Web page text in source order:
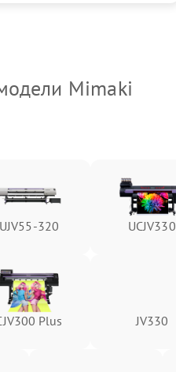
Mimaki
UJV55-320 UCJV330
Plus JV330